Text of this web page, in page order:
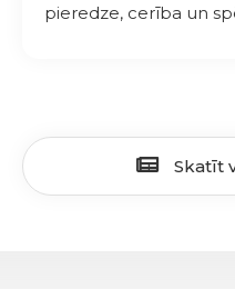
pieredze, cerība un
Skatīt